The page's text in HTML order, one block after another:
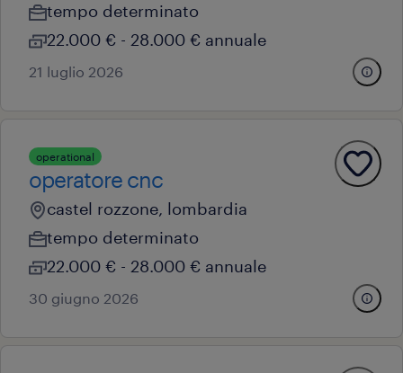
tempo determinato
22.000 € - 28.000 € annuale
21 luglio 2026
operational
operatore cnc
castel rozzone, lombardia
tempo determinato
22.000 € - 28.000 € annuale
30 giugno 2026